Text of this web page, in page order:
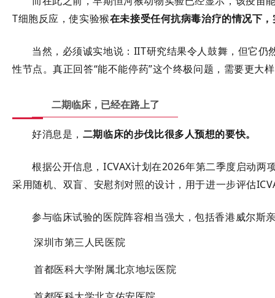
T细胞反应，使实验猴在未接受任何抗病毒治疗的情况下
当然，必须诚实地说：IIT研究结果令人鼓舞，但它仍
性节点。真正回答“能不能停药”这个终极问题，需要更大
二期临床，已经在路上了
好消息是， 二期临床的步伐比很多人预想的要快。
根据公开信息，ICVAX计划在2026年第二季度启动两
采用随机、双盲、安慰剂对照的设计，用于进一步评估
参与临床试验的医院阵容相当强大，包括香港威尔斯
深圳市第三人民医院
首都医科大学附属北京地坛医院